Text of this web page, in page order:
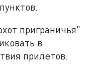
приграничья"
в
прилетов.